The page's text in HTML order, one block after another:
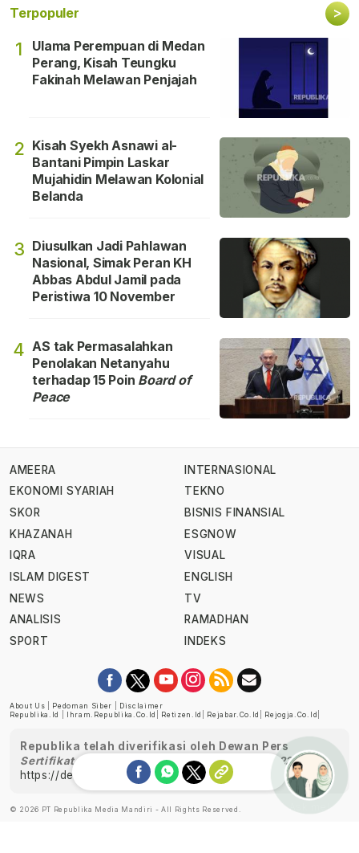
Terpopuler >
1
Ulama Perempuan di Medan
Perang, Kisah Teungku
Fakinah Melawan Penjajah
2 Kisah Syekh Asnawi al-
Bantani Pimpin Laskar
Mujahidin Melawan Kolonial
Belanda
3 Diusulkan Jadi Pahlawan
Nasional, Simak Peran KH
Abbas Abdul Jamil pada
Peristiwa 10 November
4 AS tak Permasalahkan
Penolakan Netanyahu
terhadap 15 Poin Board of
Peace
AMEERA
EKONOMI SYARIAH
SKOR
KHAZANAH
IQRA
ISLAM DIGEST
NEWS
ANALISIS
SPORT
INTERNASIONAL
TEKNO
BISNIS FINANSIAL
ESGNOW
VISUAL
ENGLISH
TV
RAMADHAN
INDEKS
About Us Pedoman Siber
Disclaimer
Republika.id
Ihram.republika.co.id Retizen.id Rejabar.co.id Rejogja.co.id
Republika telah diverifikasi oleh Dewan Pers
Sertifikat Nomor 1058/DP-Verifikasi/K/XII/2022
https://dewanpers.or.id/data/perusahaanpers
© 2026 PT Republika Media Mandiri - All Rights Reserved. Ask me!